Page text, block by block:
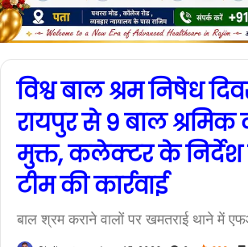
विश्व बाल श्रम निषेध
रायपुर से 9 बाल श्रमिक
मुक्त, कलेक्टर के निर्देश
टीम की कार्रवाई
बाल श्रम कराने वालों पर खमतराई थाने में